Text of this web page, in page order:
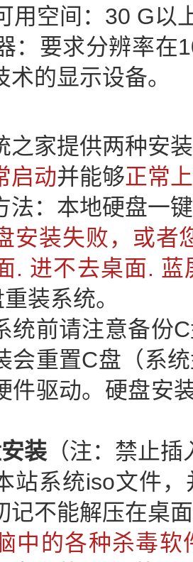
空间：30 G以
要求分辨率在
的显示设备。
之家提供两种安
启动并能够正常
法：本地硬盘一
安装失败，或者
. 进不去桌面. 蓝
装系统。
前请注意备份C
会重置C盘（系
件驱动。硬盘安
装 （注：禁止
系统iso文件，
记不能解压在桌
中的各种杀毒软